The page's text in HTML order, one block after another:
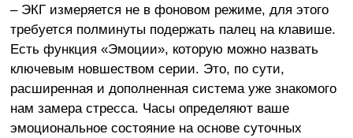
– ЭКГ измеряется не в фоновом режиме, для этого
требуется полминуты подержать палец на клавише.
Есть функция «Эмоции», которую можно назвать
ключевым новшеством серии. Это, по сути,
расширенная и дополненная система уже знакомого
нам замера стресса. Часы определяют ваше
эмоциональное состояние на основе суточных